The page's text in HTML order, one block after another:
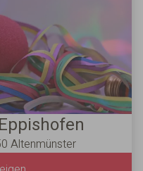
Altenmünster